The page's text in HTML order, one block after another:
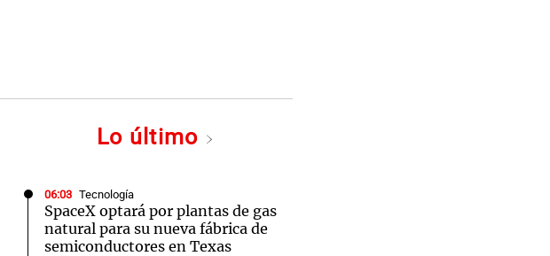
Lo último
06:03 Tecnología
SpaceX optará por plantas de gas
natural para su nueva fábrica de
semiconductores en Texas